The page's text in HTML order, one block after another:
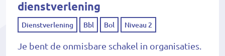
dienstverlening
Dienstverlening Bbl Bol Niveau 2
Je bent de onmisbare schakel in organisaties.